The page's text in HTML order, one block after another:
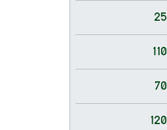
25
110
70
120